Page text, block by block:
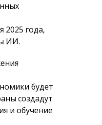
2025 года,
ИИ.
будет
создадут
и обучение